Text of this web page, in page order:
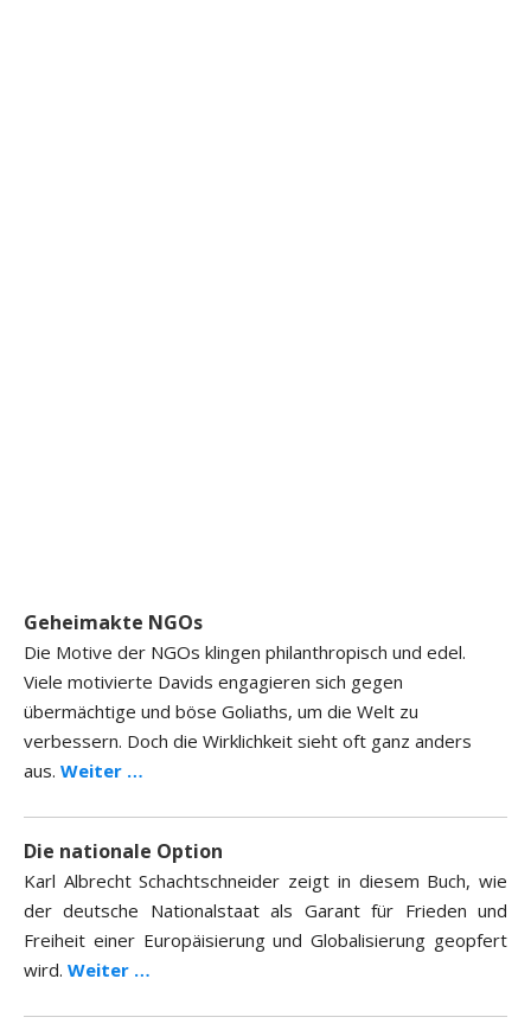
Geheimakte NGOs
Die Motive der NGOs klingen philanthropisch und edel.
Viele motivierte Davids engagieren sich gegen
übermächtige und böse Goliaths, um die Welt zu
verbessern. Doch die Wirklichkeit sieht oft ganz anders
aus. Weiter …
Die nationale Option
Karl Albrecht Schachtschneider zeigt in diesem Buch, wie
der deutsche Nationalstaat als Garant für Frieden und
Freiheit einer Europäisierung und Globalisierung geopfert
wird. Weiter …